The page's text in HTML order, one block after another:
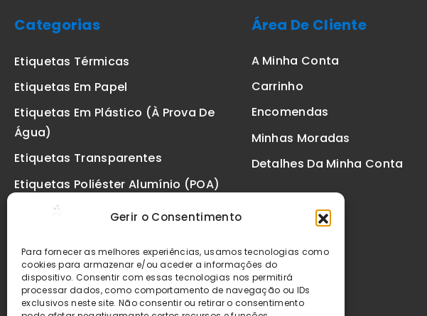
Gerir o Consentimento
Para fornecer as melhores experiências, usamos tecnologias como
cookies para armazenar e/ou aceder a informações do
dispositivo. Consentir com essas tecnologias nos permitirá
processar dados, como comportamento de navegação ou IDs
exclusivos neste site. Não consentir ou retirar o consentimento
Categorias
Etiquetas Térmicas
Etiquetas Em Papel
Etiquetas Em Plástico (à Prova De
Água)
Etiquetas Transparentes
Etiquetas Poliéster Alumínio (POA)
Etiquetas De Segurança VOID
Etiquetas Zebra
Fitas
Área De Cliente
A Minha Conta
Carrinho
Encomendas
Minhas Moradas
Detalhes Da Minha Conta